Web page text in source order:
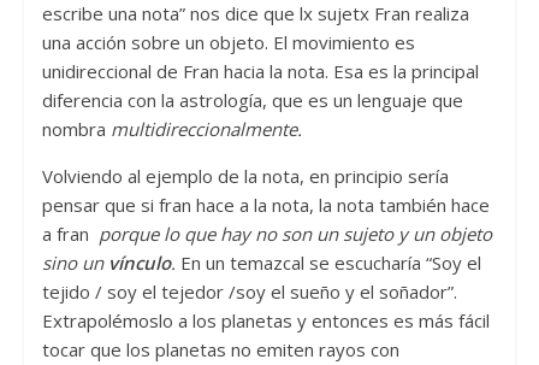
escribe una nota” nos dice que lx sujetx Fran realiza
una acción sobre un objeto. El movimiento es
unidireccional de Fran hacia la nota. Esa es la principal
diferencia con la astrología, que es un lenguaje que
nombra multidireccionalmente.
Volviendo al ejemplo de la nota, en principio sería
pensar que si fran hace a la nota, la nota también hace
a fran porque lo que hay no son un sujeto y un objeto
sino un vínculo. En un temazcal se escucharía “Soy el
tejido / soy el tejedor /soy el sueño y el soñador”.
Extrapolémoslo a los planetas y entonces es más fácil
tocar que los planetas no emiten rayos con